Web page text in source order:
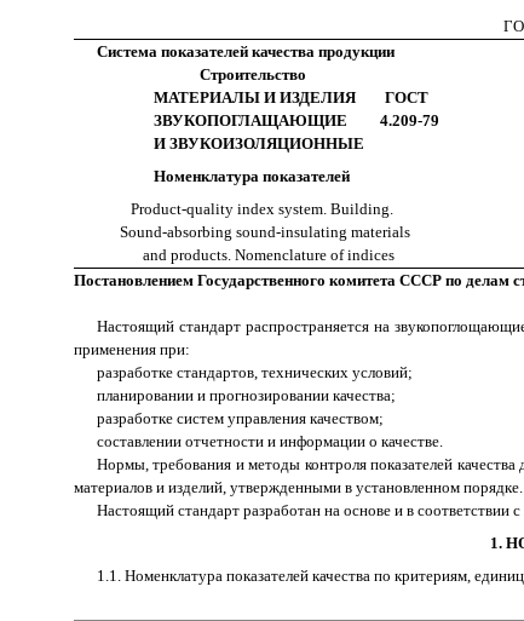
Система показателей качества продукции
Строительство
МАТЕРИАЛЫ И ИЗДЕЛИЯ ГОСТ
ЗВУКОПОГЛАЩАЮЩИЕ 4.209-79
И ЗВУКОИЗОЛЯЦИОННЫЕ
Номенклатура показателей
Product-quality index system. Building.
Sound-absorbing sound-insulating materials
and products. Nomenclature of indices
Постановлением Государственного комитета СССР по делам
Настоящий стандарт распространяется на
применения при:
разработке стандартов, технических условий;
планировании и прогнозировании качества;
разработке систем управления качеством;
составлении отчетности и информации о качестве.
Нормы, требования и методы контроля показателей
материалов и изделий, утвержденными в установленном порядке.
Настоящий стандарт разработан на основе и в соответствии
1.
1.1. Номенклатура показателей качества по критериям,